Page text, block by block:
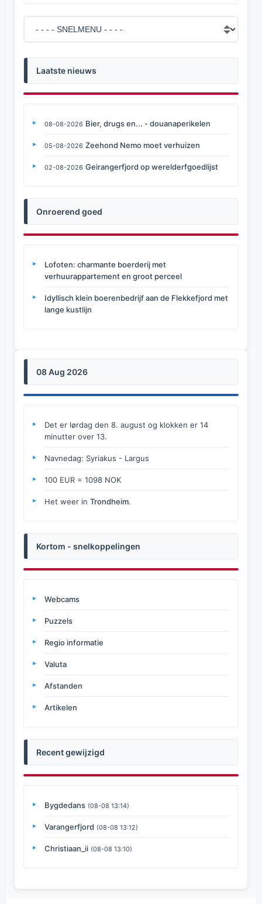
Laatste nieuws
08-08-2026 Bier, drugs en... - douanaperikelen
05-08-2026 Zeehond Nemo moet verhuizen
02-08-2026 Geirangerfjord op werelderfgoedlijst
Onroerend goed
Lofoten: charmante boerderij met
verhuurappartement en groot perceel
Idyllisch klein boerenbedrijf aan de Flekkefjord met
lange kustlijn
08 Aug 2026
Det er lørdag den 8. august og klokken er 14
minutter over 13.
Navnedag: Syriakus - Largus
100 EUR = 1098 NOK
Het weer in Trondheim.
Kortom - snelkoppelingen
Webcams
Puzzels
Regio informatie
Valuta
Afstanden
Artikelen
Recent gewijzigd
Bygdedans (08-08 13:14)
Varangerfjord (08-08 13:12)
Christiaan_ii (08-08 13:10)